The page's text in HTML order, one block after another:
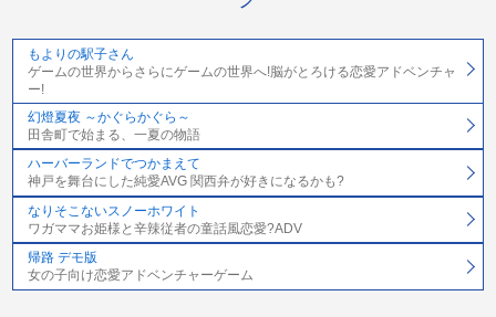
もよりの駅子さん
ゲームの世界からさらにゲームの世界へ!脳がとろける恋愛アドベンチャ
ー!
幻燈夏夜 ～かぐらかぐら～
田舎町で始まる、一夏の物語
ハーバーランドでつかまえて
神戸を舞台にした純愛AVG 関西弁が好きになるかも?
なりそこないスノーホワイト
ワガママお姫様と辛辣従者の童話風恋愛?ADV
帰路 デモ版
女の子向け恋愛アドベンチャーゲーム